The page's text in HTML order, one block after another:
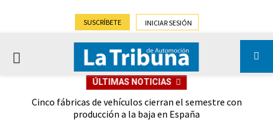
SUSCRÍBETE INICIAR SESIÓN
PRIMARY
ÚLTIMAS NOTICIAS
Cinco fábricas de vehículos cierran el semestre con
producción a la baja en España